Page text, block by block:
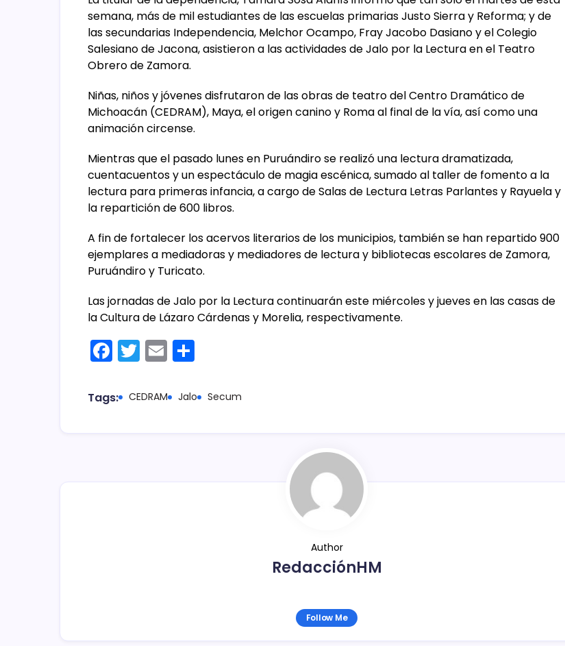
semana, más de mil estudiantes de las escuelas primarias Justo Sierra y Reforma; y de
las secundarias Independencia, Melchor Ocampo, Fray Jacobo Dasiano y el Colegio
Salesiano de Jacona, asistieron a las actividades de Jalo por la Lectura en el Teatro
Obrero de Zamora.
Niñas, niños y jóvenes disfrutaron de las obras de teatro del Centro Dramático de
Michoacán (CEDRAM), Maya, el origen canino y Roma al final de la vía, así como una
animación circense.
Mientras que el pasado lunes en Puruándiro se realizó una lectura dramatizada,
cuentacuentos y un espectáculo de magia escénica, sumado al taller de fomento a la
lectura para primeras infancia, a cargo de Salas de Lectura Letras Parlantes y Rayuela y
la repartición de 600 libros.
A fin de fortalecer los acervos literarios de los municipios, también se han repartido 900
ejemplares a mediadoras y mediadores de lectura y bibliotecas escolares de Zamora,
Puruándiro y Turicato.
Las jornadas de Jalo por la Lectura continuarán este miércoles y jueves en las casas de
la Cultura de Lázaro Cárdenas y Morelia, respectivamente.
F
a
c
T
w
itt
E
m
ai m
Tags: CEDRAM Jalo Secum
Author
RedacciónHM
Follow Me